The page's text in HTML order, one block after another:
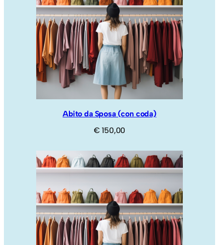
Abito da Sposa (con coda)
€ 150,00